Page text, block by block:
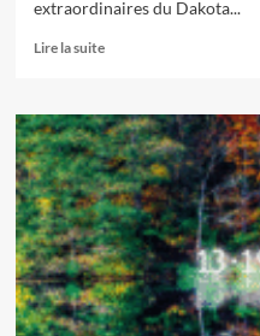
extraordinaires du Dakota...
Lire la suiteEn
sur
[#Nous
avons
vu]
The
New
West